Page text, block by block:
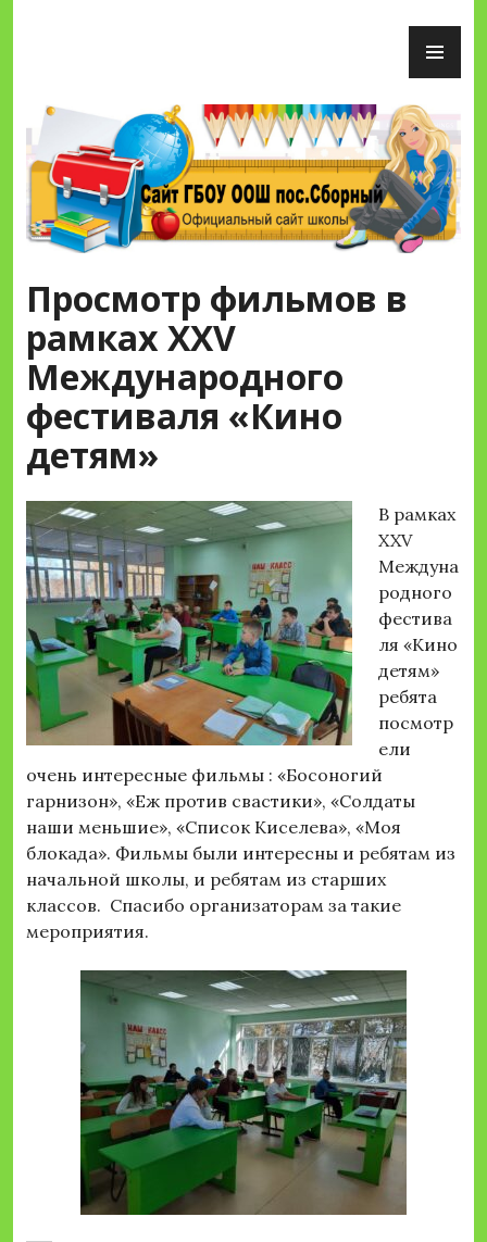
Сайт ГБОУ ООШ пос.Сборный
Просмотр фильмов в
рамках XXV
Международного
фестиваля «Кино
детям»
В рамках
XXV
Междуна
родного
фестива
ля «Кино
детям»
ребята
посмотр
ели
очень интересные фильмы : «Босоногий
гарнизон», «Еж против свастики», «Солдаты
наши меньшие», «Список Киселева», «Моя
блокада». Фильмы были интересны и ребятам из
начальной школы, и ребятам из старших
классов. Спасибо организаторам за такие
мероприятия.